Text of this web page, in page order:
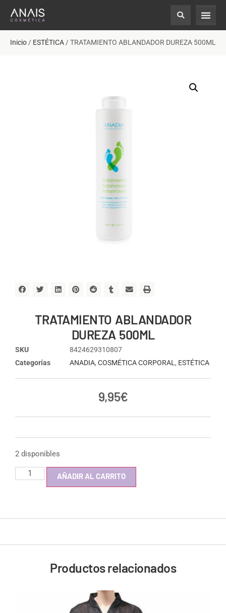
Inicio / ESTÉTICA / TRATAMIENTO ABLANDADOR DUREZA 500ML
TRATAMIENTO ABLANDADOR
DUREZA 500ML
SKU
8424629310807
Categorías
ANADIA, COSMÉTICA CORPORAL, ESTÉTICA
9,95€
2 disponibles
AÑADIR AL CARRITO
Productos relacionados